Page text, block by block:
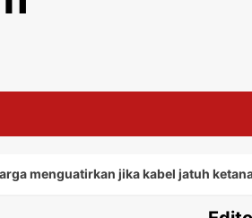
jika kabel jatuh ketanah,